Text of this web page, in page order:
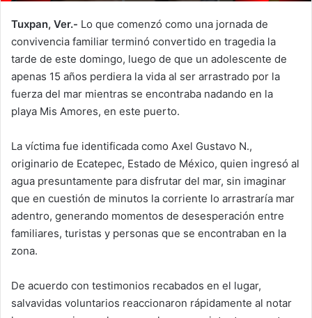
Tuxpan, Ver.- Lo que comenzó como una jornada de
convivencia familiar terminó convertido en tragedia la
tarde de este domingo, luego de que un adolescente de
apenas 15 años perdiera la vida al ser arrastrado por la
fuerza del mar mientras se encontraba nadando en la
playa Mis Amores, en este puerto.
La víctima fue identificada como Axel Gustavo N.,
originario de Ecatepec, Estado de México, quien ingresó al
agua presuntamente para disfrutar del mar, sin imaginar
que en cuestión de minutos la corriente lo arrastraría mar
adentro, generando momentos de desesperación entre
familiares, turistas y personas que se encontraban en la
zona.
De acuerdo con testimonios recabados en el lugar,
salvavidas voluntarios reaccionaron rápidamente al notar